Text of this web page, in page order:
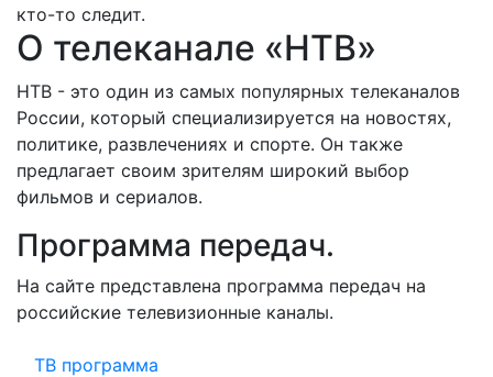
кто-то следит.
О телеканале «НТВ»
НТВ - это один из самых популярных телеканалов
России, который специализируется на новостях,
политике, развлечениях и спорте. Он также
предлагает своим зрителям широкий выбор
фильмов и сериалов.
Программа передач.
На сайте представлена программа передач на
российские телевизионные каналы.
ТВ программа